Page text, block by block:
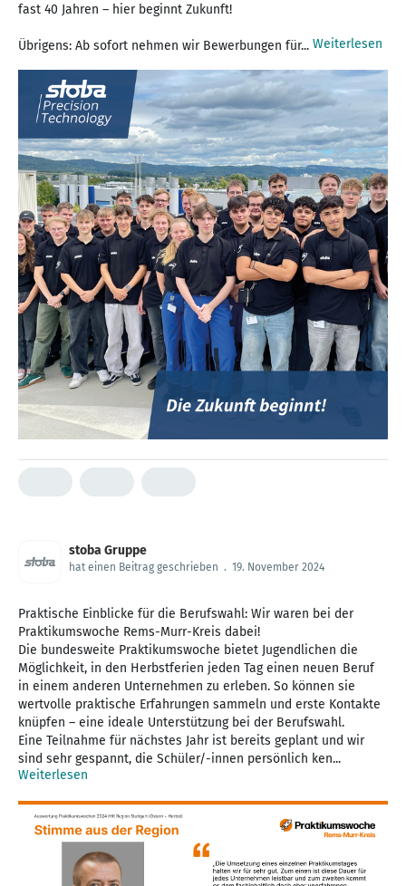
fast 40 Jahren – hier beginnt Zukunft!
Übrigens: Ab sofort nehmen wir Bewerbungen für... Weiterlesen
stoba Gruppe
hat einen Beitrag geschrieben . 19. November 2024
Praktische Einblicke für die Berufswahl: Wir waren bei der
Praktikumswoche Rems-Murr-Kreis dabei!
Die bundesweite Praktikumswoche bietet Jugendlichen die
Möglichkeit, in den Herbstferien jeden Tag einen neuen Beruf
in einem anderen Unternehmen zu erleben. So können sie
wertvolle praktische Erfahrungen sammeln und erste Kontakte
knüpfen – eine ideale Unterstützung bei der Berufswahl.
Eine Teilnahme für nächstes Jahr ist bereits geplant und wir
sind sehr gespannt, die Schüler/-innen persönlich ken...
Weiterlesen